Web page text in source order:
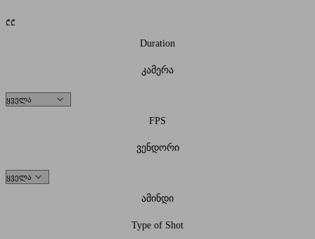
₾₾
Duration
კამერა
FPS
ვენდორი
ამინდი
Type of Shot